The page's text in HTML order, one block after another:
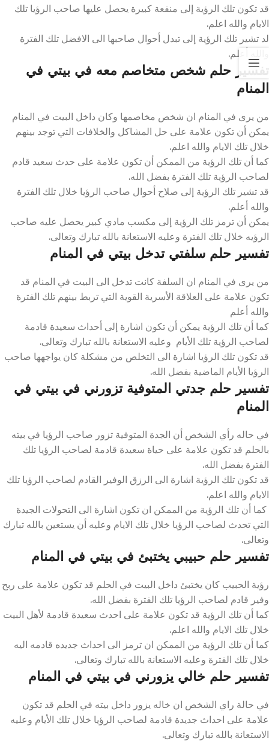
قد تكون تلك الرؤية إلى منفعة كبيرة يحصل عليها صاحب الرؤيا تلك
الايام والله اعلم.
لد تشير تلك الرؤية إلى تبدل أحوال صاحبها الى الافضل تلك الفترة
والله أعلم.
تفسير حلم شخص متخاصم معه في بيتي في
المنام
من يرى في المنام ان شخص مخاصمها وكان داخل البيت في المنام
يمكن أن تكون علامة على حل المشاكل والخلافات التي توجد بينهم
خلال تلك الايام والله اعلم.
كما أن تلك الرؤية من الممكن أن تكون علامة على حدث سعيد قادم
لصاحب الرؤية تلك الفترة بفضل الله.
قد تشير تلك الرؤية إلى صلاح أحوال صاحب الرؤيا خلال تلك الفترة
والله أعلم.
يمكن أن ترمز تلك الرؤية إلى مكسب مادي كبير يحصل عليه صاحب
الرؤيه خلال تلك الفترة وعليه الاستعانة بالله تبارك وتعالى.
تفسير حلم سلفتي تدخل بيتي في المنام
من يرى في المنام ان السلفة كانت تدخل الى البيت في المنام قد
تكون علامة على العلاقة الأسرية القوية التي تربط بينهم تلك الفترة
والله أعلم
كما أن تلك الرؤية يمكن أن تكون اشارة إلى أحداث سعيدة قادمة
لصاحب الرؤية تلك الأيام وعليه الاستعانة بالله تبارك وتعالى.
قد تكون تلك الرؤيا اشارة الى التخلص من مشكلة كان يواجهها صاحب
الرؤيا الأيام الماضية بفضل الله.
تفسير حلم جدتي المتوفية تزورني في بيتي في
المنام
في حاله رأي الشخص أن الجدة المتوفية تزور صاحب الرؤيا في بيته
بالحلم قد تكون علامة على حياة سعيدة قادمة لصاحب الرؤيا تلك
الفترة بفضل الله.
قد تكون تلك الرؤية اشارة الى الرزق الوفير القادم لصاحب الرؤيا تلك
الايام والله اعلم.
كما أن تلك الرؤية من الممكن ان تكون اشارة الى التحولات الجيدة
التي تحدث لصاحب الرؤيا خلال تلك الايام وعليه أن يستعين بالله تبارك
وتعالى.
تفسير حلم حبيبي يختبئ في بيتي في المنام
رؤية الحبيب كان يختبئ داخل البيت في الحلم قد تكون علامة على ربح
وفير قادم لصاحب الرؤيا تلك الفترة بفضل الله.
كما أن تلك الرؤية قد تكون علامة على احدث سعيدة قادمة لأهل البيت
خلال تلك الايام والله اعلم.
كما أن تلك الرؤية من الممكن ان ترمز الى احداث جديده قادمه اليه
خلال تلك الفترة وعليه الاستعانة بالله تبارك وتعالى.
تفسير حلم خالي يزورني في بيتي في المنام
في حالة راي الشخص ان خاله يزور داخل بيته في الحلم قد تكون
علامة على احداث جديدة قادمة لصاحب الرؤيا خلال تلك الأيام وعليه
الاستعانة بالله تبارك وتعالى.